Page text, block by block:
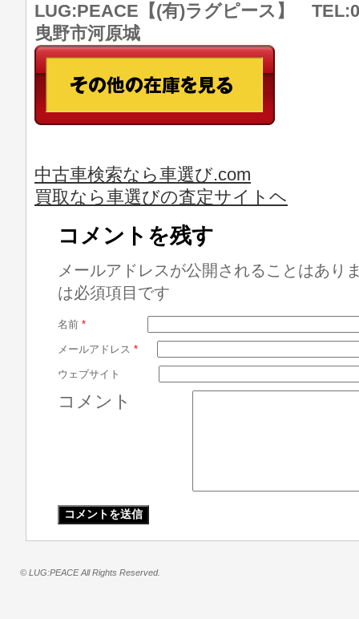
LUG:PEACE【(有)ラグピース】
曳野市河原城
中古車検索なら車選び.com
買取なら車選びの査定サイトヘ
コメントを残す
メールアドレスが公開されることはあり
は必須項目です
名前 *
メールアドレス *
ウェブサイト
コメント
© LUG:PEACE All Rights Reserved.